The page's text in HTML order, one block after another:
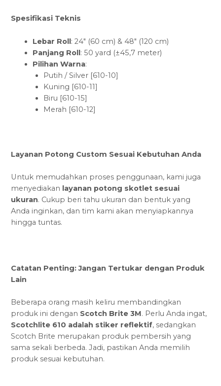
Spesifikasi Teknis
Lebar Roll: 24″ (60 cm) & 48″ (120 cm)
Panjang Roll: 50 yard (±45,7 meter)
Pilihan Warna:
Putih / Silver [610-10]
Kuning [610-11]
Biru [610-15]
Merah [610-12]
Layanan Potong Custom Sesuai Kebutuhan Anda
Untuk memudahkan proses penggunaan, kami juga
menyediakan layanan potong skotlet sesuai
ukuran. Cukup beri tahu ukuran dan bentuk yang
Anda inginkan, dan tim kami akan menyiapkannya
hingga tuntas.
Catatan Penting: Jangan Tertukar dengan Produk
Lain
Beberapa orang masih keliru membandingkan
produk ini dengan Scotch Brite 3M. Perlu Anda ingat,
Scotchlite 610 adalah stiker reflektif, sedangkan
Scotch Brite merupakan produk pembersih yang
sama sekali berbeda. Jadi, pastikan Anda memilih
produk sesuai kebutuhan.